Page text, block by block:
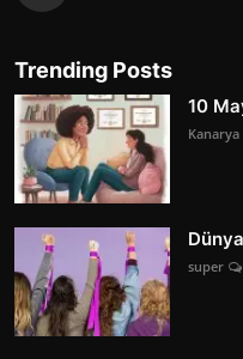
Trending Posts
10
Kanarya
super